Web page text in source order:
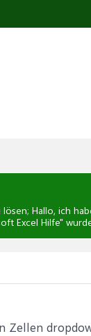
lösen; Hallo, ich
Excel Hilfe"
Zellen